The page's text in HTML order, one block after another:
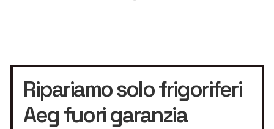
Ripariamo solo frigoriferi
Aeg fuori garanzia